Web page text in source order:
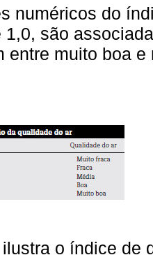
numéricos do
1,0, são
entre muito boa
ilustra o índice de